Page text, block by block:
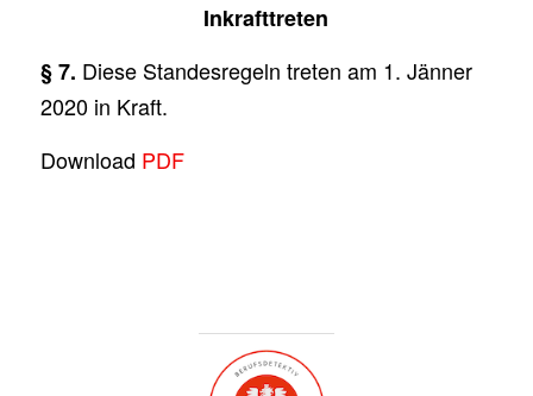
Inkrafttreten
§ 7. Diese Standesregeln treten am 1. Jänner
2020 in Kraft.
Download PDF